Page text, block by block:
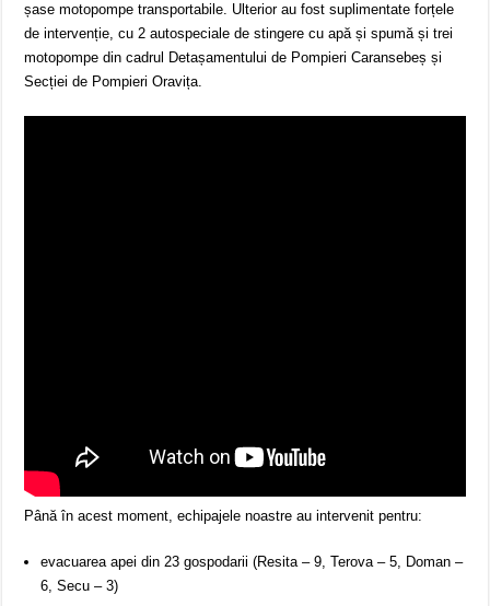
șase motopompe transportabile. Ulterior au fost suplimentate forțele
de intervenție, cu 2 autospeciale de stingere cu apă și spumă și trei
motopompe din cadrul Detașamentului de Pompieri Caransebeș și
Secției de Pompieri Oravița.
Până în acest moment, echipajele noastre au intervenit pentru:
evacuarea apei din 23 gospodarii (Resita – 9, Terova – 5, Doman –
6, Secu – 3)